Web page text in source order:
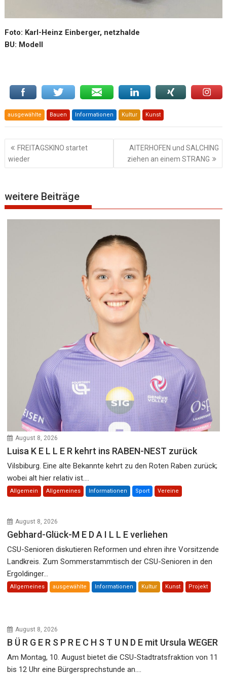
Foto: Karl-Heinz Einberger, netzhalde
BU: Modell
ausgewählte Bauen Informationen Kultur Kunst
Beitragsnavigation
FREITAGSKINO startet
wieder
AITERHOFEN und SALCHING
ziehen an einem STRANG
weitere Beiträge
August 8, 2026
Luisa K E L L E R kehrt ins RABEN-NEST zurück
Vilsbiburg. Eine alte Bekannte kehrt zu den Roten Raben zurück;
wobei alt hier relativ ist....
Allgemein Allgemeines Informationen Sport Vereine
August 8, 2026
Gebhard-Glück-M E D A I L L E verliehen
CSU-Senioren diskutieren Reformen und ehren ihre Vorsitzende
Landkreis. Zum Sommerstammtisch der CSU-Senioren in den
Ergoldinger...
Allgemeines ausgewählte Informationen Kultur Kunst Projekt
August 8, 2026
B Ü R G E R S P R E C H S T U N D E mit Ursula WEGER
Am Montag, 10. August bietet die CSU-Stadtratsfraktion von 11
bis 12 Uhr eine Bürgersprechstunde an....